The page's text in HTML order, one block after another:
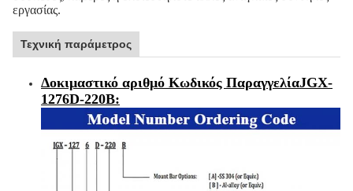
εργασίας.
Τεχνική παράμετρος
Δοκιμαστικό αριθμό Κωδικός ΠαραγγελίαJGX-
1276D-220B: